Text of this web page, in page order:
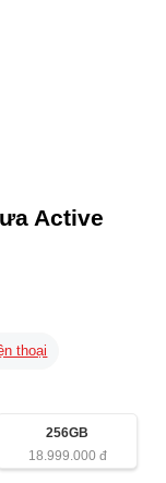
Active
thoại
256GB
18.999.000đ